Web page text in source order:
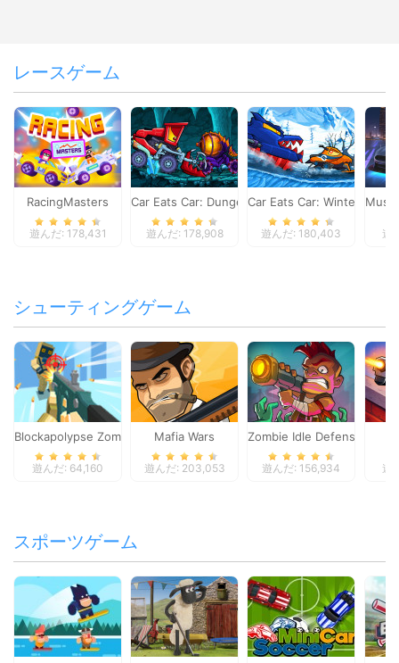
レースゲーム
RacingMasters
遊んだ: 178,431
Car Eats Car: Dungeon Adventure
遊んだ: 178,908
Car Eats Car: Winter
遊んだ: 180,403 遊
シューティングゲーム
Blockapolypse Zombie Shooter
遊んだ: 64,160
Mafia Wars
遊んだ: 203,053
Zombie Idle Defense
遊んだ: 156,934 遊
スポーツゲーム